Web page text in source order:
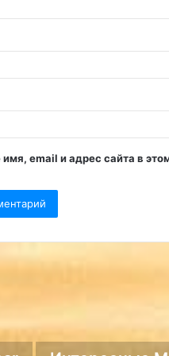
email и адрес сайта в